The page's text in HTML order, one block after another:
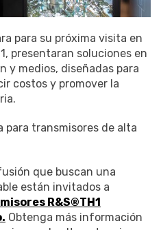
para su próxima visita en
presentaran soluciones en
y medios, diseñadas para
costos y promover la
para transmisores de alta
que buscan una
están invitados a
R&S®TH1
Obtenga más información